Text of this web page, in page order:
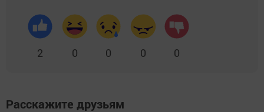
2 0 0 0 0
Расскажите друзьям